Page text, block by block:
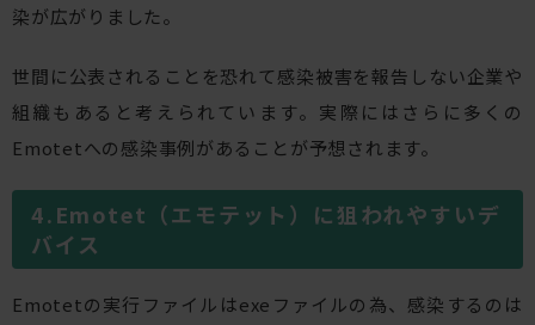
染が広がりました。
世間に公表されることを恐れて感染被害を報告しない企業や
組織もあると考えられています。実際にはさらに多くの
Emotetへの感染事例があることが予想されます。
Emotet（エモテット）に狙われやすいデ
バイス
Emotetの実行ファイルはexeファイルの為、感染するのは